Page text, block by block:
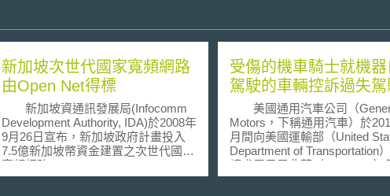
新加坡次世代國家寬頻網路
由Open Net得標
新加坡資通訊發展局(Infocomm
Development Authority, IDA)於2008年
9月26日宣布，新加坡政府計畫投入
7.5億新加坡幣資金建置之次世代國家
寬頻網路(Next Generation National
Broadband Network, NGNBN)由
受傷的機車騎士就機
駕駛的車輛控訴過失駕
美國通用汽車公司（
Motors，下稱通用汽車）於
月間向美國運輸部（United
Department of Transportation
請求展示雪弗蘭（Chevrolet）
自動駕駛車（此款車種無裝備